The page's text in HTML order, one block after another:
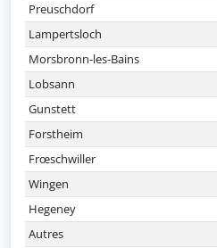
Preuschdorf
Lampertsloch
Morsbronn-les-Bains
Lobsann
Gunstett
Forstheim
Frœschwiller
Wingen
Hegeney
Autres